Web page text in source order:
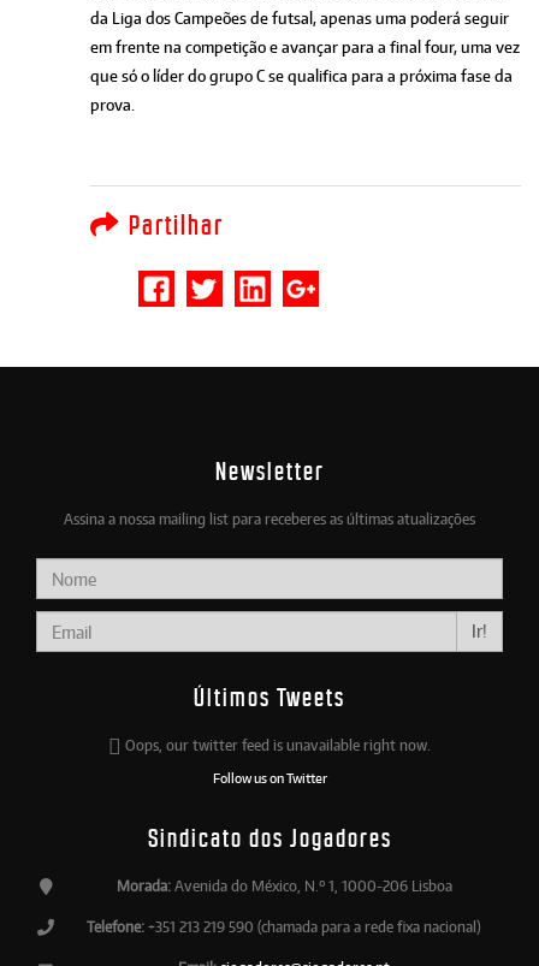
da Liga dos Campeões de futsal, apenas uma poderá seguir
em frente na competição e avançar para a final four, uma vez
que só o líder do grupo C se qualifica para a próxima fase da
prova.
Partilhar
Newsletter
Assina a nossa mailing list para receberes as últimas atualizações
Ir!
Últimos Tweets
Oops, our twitter feed is unavailable right now.
Follow us on Twitter
Sindicato dos Jogadores
Morada:Avenida do México, N.º 1, 1000-206 Lisboa
Telefone: +351 213 219 590 (chamada para a rede fixa nacional)